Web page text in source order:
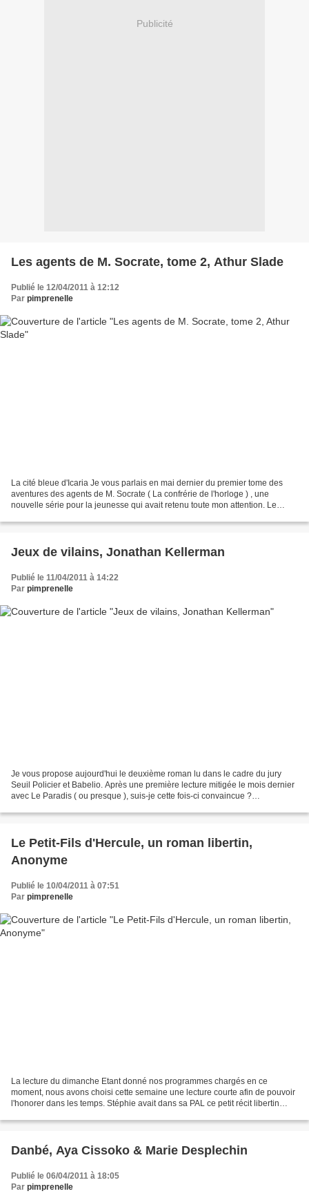
Publicité
Les agents de M. Socrate, tome 2, Athur Slade
Publié le 12/04/2011 à 12:12
Par pimprenelle
La cité bleue d'Icaria Je vous parlais en mai dernier du premier tome des
aventures des agents de M. Socrate ( La confrérie de l'horloge ) , une
nouvelle série pour la jeunesse qui avait retenu toute mon attention. Le
Jeux de vilains, Jonathan Kellerman
Publié le 11/04/2011 à 14:22
Par pimprenelle
Je vous propose aujourd'hui le deuxième roman lu dans le cadre du jury
Seuil Policier et Babelio. Après une première lecture mitigée le mois dernier
avec Le Paradis ( ou presque ), suis-je cette fois-ci convaincue ?
Le Petit-Fils d'Hercule, un roman libertin,
Anonyme
Publié le 10/04/2011 à 07:51
Par pimprenelle
La lecture du dimanche Etant donné nos programmes chargés en ce
moment, nous avons choisi cette semaine une lecture courte afin de pouvoir
l'honorer dans les temps. Stéphie avait dans sa PAL ce petit récit libertin
Danbé, Aya Cissoko & Marie Desplechin
Publié le 06/04/2011 à 18:05
Par pimprenelle